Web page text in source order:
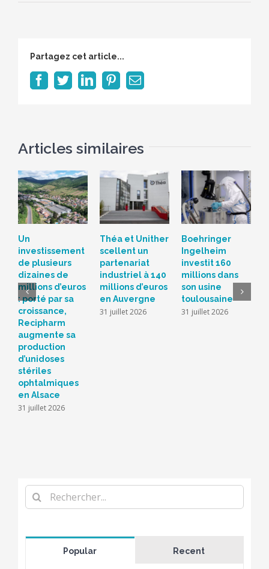
Partagez cet article...
Facebook
TwitterLinkedInPinterest
Email
Articles similaires
Un
investissement
de plusieurs
dizaines de
millions d’euros
: porté par sa
croissance,
Recipharm
augmente sa
production
d’unidoses
stériles
ophtalmiques
en Alsace
31 juillet 2026
Théa et Unither
scellent un
partenariat
industriel à 140
millions d’euros
en Auvergne
31 juillet 2026
Boehringer
Ingelheim
investit 160
millions dans
son usine
toulousaine
31 juillet 2026
Rechercher
Popular Recent